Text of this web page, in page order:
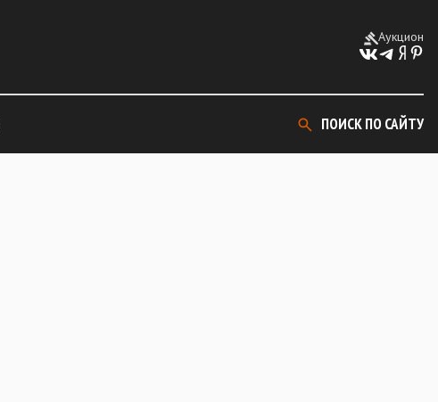
Аукцион
ПОИСК ПО САЙТУ